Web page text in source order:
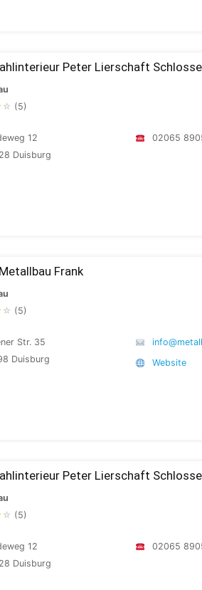
Peter Lierschaft
☆ (5)
12
Duisburg
02065
Frank
☆ (5)
Str. 35
Duisburg
Website
Peter Lierschaft
☆ (5)
12
Duisburg
02065